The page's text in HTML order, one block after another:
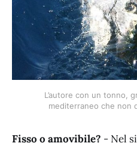
L’autore con un tonno,
mediterraneo che non
Fisso o amovibile? - Nel